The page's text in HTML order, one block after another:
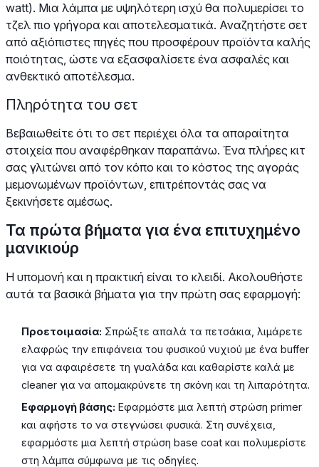
watt). Μια λάμπα με υψηλότερη ισχύ θα πολυμερίσει το
τζελ πιο γρήγορα και αποτελεσματικά. Αναζητήστε σετ
από αξιόπιστες πηγές που προσφέρουν προϊόντα καλής
ποιότητας, ώστε να εξασφαλίσετε ένα ασφαλές και
ανθεκτικό αποτέλεσμα.
Πληρότητα του σετ
Βεβαιωθείτε ότι το σετ περιέχει όλα τα απαραίτητα
στοιχεία που αναφέρθηκαν παραπάνω. Ένα πλήρες κιτ
σας γλιτώνει από τον κόπο και το κόστος της αγοράς
μεμονωμένων προϊόντων, επιτρέποντάς σας να
ξεκινήσετε αμέσως.
Τα πρώτα βήματα για ένα επιτυχημένο
μανικιούρ
Η υπομονή και η πρακτική είναι το κλειδί. Ακολουθήστε
αυτά τα βασικά βήματα για την πρώτη σας εφαρμογή:
Προετοιμασία: Σπρώξτε απαλά τα πετσάκια, λιμάρετε
ελαφρώς την επιφάνεια του φυσικού νυχιού με ένα buffer
για να αφαιρέσετε τη γυαλάδα και καθαρίστε καλά με
cleaner για να απομακρύνετε τη σκόνη και τη λιπαρότητα.
Εφαρμογή βάσης: Εφαρμόστε μια λεπτή στρώση primer
και αφήστε το να στεγνώσει φυσικά. Στη συνέχεια,
εφαρμόστε μια λεπτή στρώση base coat και πολυμερίστε
στη λάμπα σύμφωνα με τις οδηγίες.